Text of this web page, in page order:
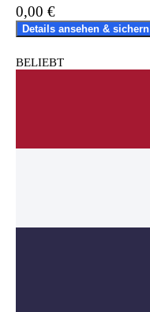
0,00 €
Details ansehen & sichern
BELIEBT